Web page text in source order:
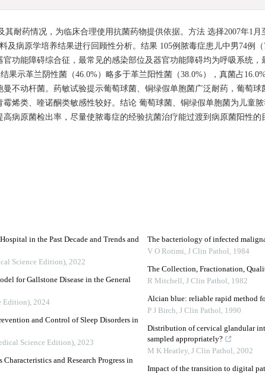
其耐药情况，为临床合理使用抗菌药物提供依据。方法 选择2007年1
及病原学培养结果进行回顾性分析。结果 105例脓毒症患儿中男74例
功能障碍综合征，最常见的感染部位及器官功能障碍均为呼吸系统，
果示革兰阴性菌（46.0%）略多于革兰阳性菌（38.0%），真菌占
不动杆菌。药敏试验提示葡萄球菌、铜绿假单胞菌广泛耐药，葡萄球
烯类、喹诺酮类敏感性较好。结论 葡萄球菌、铜绿假单胞菌为儿童
病原菌检出率，尽量使脓毒症的经验抗菌治疗能过渡到病原菌阳性的
in the Past Decade and Trends and
Science Edition), 2022
for Gallstone Disease in the General
Edition), 2024
and Control of Sleep Disorders in
Science Edition), 2023
and Research Progress in
The bacteriology of infected
V O Rotimi, J Clin Pathol, 1984
The Collection, Fractionation,
R Mitchell, J Clin Pathol, 1982
Alcian blue: reliable rapid method
P J Birch, J Clin Pathol, 1990
Distribution of cervical glandular
sampled appropriately?
M K Heatley, J Clin Pathol, 2002
Impact of the transition to digital